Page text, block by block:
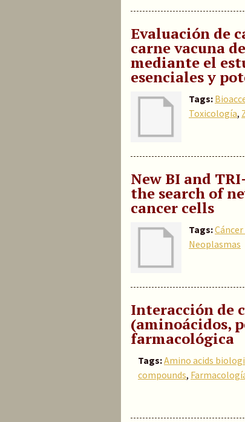
Evaluación de
carne vacuna
mediante el
esenciales y
Tags:
Toxicología,
New BI and
the search of
cancer cells
Tags:
Neoplasmas
Interacción de
(aminoácidos,
farmacológica
Tags:Amino acids
compounds,